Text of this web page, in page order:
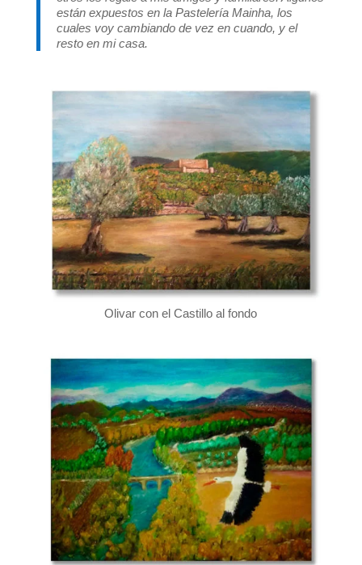
están expuestos en la Pastelería Mainha, los
cuales voy cambiando de vez en cuando, y el
resto en mi casa.
Olivar con el Castillo al fondo